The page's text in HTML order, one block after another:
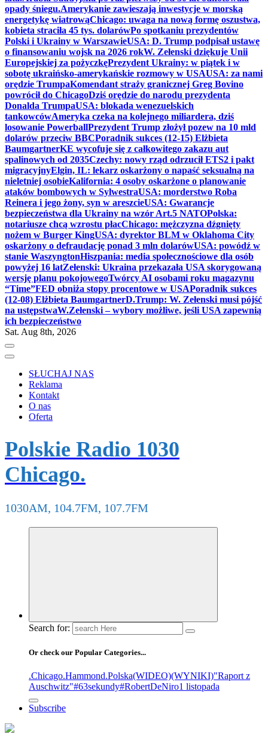
opady śniegu.Amerykanie zawieszają inwestycje w morską
energetykę wiatrowąChicago: uwaga na nową formę oszustwa,
kobieta straciła 45 tys. dolarówPo spotkaniu prezydentów
Polski i Ukrainy w WarszawieUSA: D. Trump podpisał ustawę
o finansowaniu wojsk na 2026 rokW. Zełenski dziękuje Unii
Europejskiej za pożyczkęPrezydent Ukrainy: w piątek i w
sobotę ukraińsko-amerykańskie rozmowy w USAUSA: za nami
orędzie TrumpaKomendant straży granicznej Greg Bovino
powrócił do ChicagoDziś orędzie do narodu prezydenta
Donalda TrumpaUSA: blokada wenezuelskich
tankowcówAmeryka czeka na kolejnego miliardera, dziś
losowanie PowerballPrezydent Trump złożył pozew na 10 mld
dolarów przeciw BBCPoradnik sukces (12-15) Elżbieta
BaumgartnerKE wycofuje się z całkowitego zakazu aut
spalinowych od 2035Czechy: nowy rząd odrzucił ETS2 i pakt
migracyjnyElgin, IL: lekarz oskarżony o napaść seksualną na
nieletniej osobieKalifornia: 4 osoby oskarżone o planowanie
ataków bombowych w SylwestraUSA: morderstwo Roba
Reinera i jego żony, syn w areszcieUSA: Gwarancje
bezpieczeństwa dla Ukrainy na wzór Art.5 NATOPolska:
notariusze chcą wzrostu płacChicago: mężczyzna dźgnięty
nożem w Burger KingUSA: dyrektor BLM w Oklahoma City
oskarżony o defraudację ponad 3 mln dolarówUSA: powódź w
stanie WaszyngtonHiszpania: media społecznościowe dla osób
powyżej 16 latZełenski: Ukraina przekazała USA skorygowaną
wersję planu pokojowegoTwórcy AI osobami roku magazynu
“Time”FED obniża stopy procentowe w USAPoradnik sukces
(12-08) Elżbieta BaumgartnerD.Trump: W. Zełenski musi pójść
na ustępstwaW.Zełenski – wybory możliwe, jeśli USA zapewnią
ich bezpieczeństwo
Sat. Aug 8th, 2026
SŁUCHAJ NAS
Reklama
Kontakt
O nas
Oferta
Polskie Radio 1030
Chicago.
1030AM, 104.7FM, 107.7FM
Search for:
Or check our Popular Categories...
.Chicago.Hammond.Polska(WIDEO)(WYNIKI)"Raport z
Auschwitz"#63sekundy#RobertDeNiro1 listopada
Subscribe